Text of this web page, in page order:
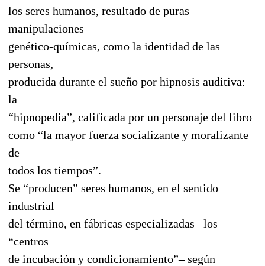
los seres humanos, resultado de puras
manipulaciones
genético-químicas, como la identidad de las
personas,
producida durante el sueño por hipnosis auditiva:
la
“hipnopedia”, calificada por un personaje del libro
como “la mayor fuerza socializante y moralizante
de
todos los tiempos”.
Se “producen” seres humanos, en el sentido
industrial
del término, en fábricas especializadas –los
“centros
de incubación y condicionamiento”– según